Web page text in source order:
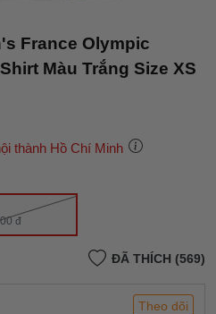
France Olympic
Màu Trắng Size XS
thành Hồ Chí Minh
đ
ĐÃ THÍCH (569)
Theo dõi